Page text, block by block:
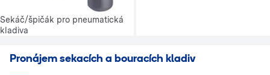
Sekáč/špičák pro pneumatická
kladiva
Pronájem sekacích a bouracích kladiv